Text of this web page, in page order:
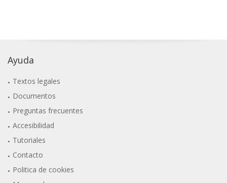
Ayuda
Textos legales
Documentos
Preguntas frecuentes
Accesibilidad
Tutoriales
Contacto
Politica de cookies